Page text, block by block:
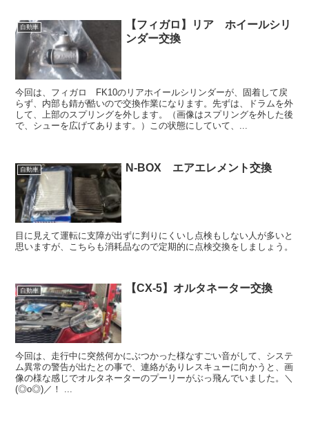
自動車
【フィガロ】リア ホイールシリ
ンダー交換
今回は、フィガロ FK10のリアホイールシリンダーが、固着して戻
らず、内部も錆が酷いので交換作業になります。先ずは、ドラムを外
して、上部のスプリングを外します。（画像はスプリングを外した後
で、シューを広げてあります。）この状態にしていて、...
自動車 N-BOX エアエレメント交換
目に見えて運転に支障が出ずに判りにくいし点検もしない人が多いと
思いますが、こちらも消耗品なので定期的に点検交換をしましょう。
自動車 【CX-5】オルタネーター交換
今回は、走行中に突然何かにぶつかった様なすごい音がして、システ
ム異常の警告が出たとの事で、連絡がありレスキューに向かうと、画
像の様な感じでオルタネーターのプーリーがぶっ飛んでいました。＼
(◎o◎)／！ ...